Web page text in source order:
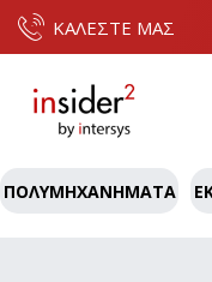
ΚΑΛΕΣΤΕ ΜΑΣ
ΠΟΛΥΜΗΧΑΝΉΜΑΤΑ